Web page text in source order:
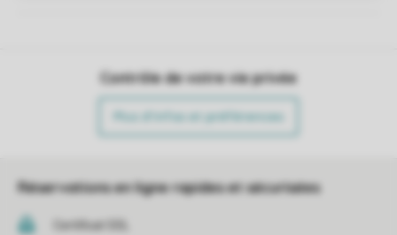
Contrôle de votre vie privée
Plus d’infos et préférences
Réservations en ligne rapides et sécurisées
Certificat SSL